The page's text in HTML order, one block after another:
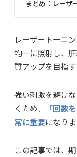
まとめ：レーザ
レーザートーニ
均一に照射し、
質アップを目指す
強い刺激を避け
くため、
「回数
常に重要になりま
この記事では、